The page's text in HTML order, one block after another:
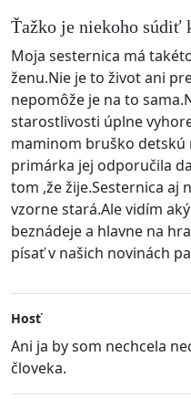
Ťažko je niekoho súdiť
Moja sesternica má
ženu.Nie je to život ani
nepomôže je na to
starostlivosti úplne
maminom bruško detskú
primárka jej odporučila
tom ,že žije.Sesternica aj
vzorne stará.Ale vidím
beznádeje a hlavne na
písať v našich novinách
Hosť
Ani ja by som nechcela
človeka.